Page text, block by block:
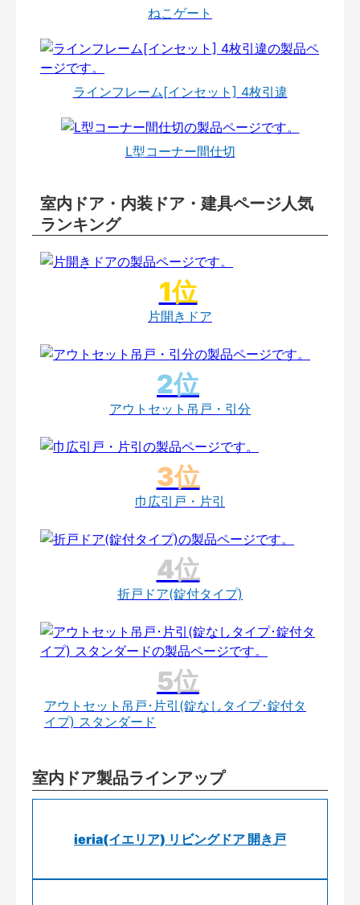
ねこゲート
ラインフレーム[インセット] 4枚引違
L型コーナー間仕切
室内ドア・内装ドア・建具ページ人気
ランキング
片開きドア
アウトセット吊戸・引分
巾広引戸・片引
折戸ドア(錠付タイプ)
アウトセット吊戸･片引(錠なしタイプ･錠付タ
イプ) スタンダード
室内ドア製品ラインアップ
ieria(イエリア) リビングドア 開き戸